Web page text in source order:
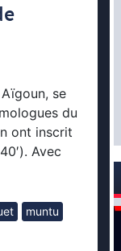
se
du
ont inscrit
Avec
muntu